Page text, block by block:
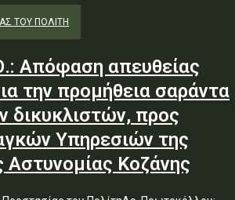
ΤΟΥ ΠΟΛΊΤΗ
Απόφαση απευθείας
την προμήθεια σαράντα
δικυκλιστών, προς
Υπηρεσιών της
Αστυνομίας Κοζάνης